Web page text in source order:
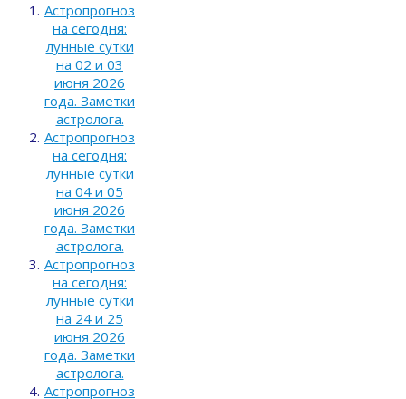
Астропрогноз
на сегодня:
лунные сутки
на 02 и 03
июня 2026
года. Заметки
астролога.
Астропрогноз
на сегодня:
лунные сутки
на 04 и 05
июня 2026
года. Заметки
астролога.
Астропрогноз
на сегодня:
лунные сутки
на 24 и 25
июня 2026
года. Заметки
астролога.
Астропрогноз